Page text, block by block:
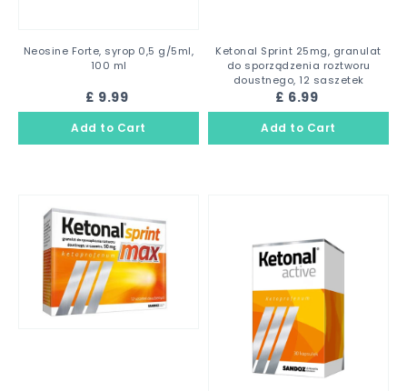
Neosine Forte, syrop 0,5 g/5ml,
100 ml
£ 9.99
Ketonal Sprint 25mg, granulat
do sporządzenia roztworu
doustnego, 12 saszetek
£ 6.99